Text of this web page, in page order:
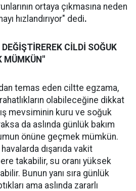
ortaya çıkmasına neden
hızlandırıyor" dedi.
CİLDİ SOĞUK
MÜMKÜN"
temas eden ciltte egzama,
olabileceğine dikkat
mevsiminin kuru ve soğuk
da aslında günlük bakım
önüne geçmek mümkün.
dışarıda vakit
takabilir, su oranı yüksek
Bunun yanı sıra günlük
ama aslında zararlı